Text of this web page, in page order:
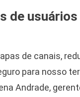
de usuários
de canais,
para nosso
Andrade,